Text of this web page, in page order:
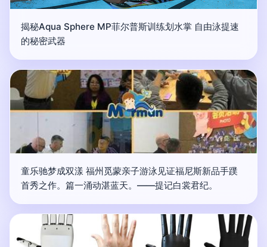
揭秘Aqua Sphere MP菲尔普斯训练划水掌 自由泳提速
的秘密武器
童乐驰梦成双漾 福州觅蒙亲子游泳见证福尼斯新品手蹼
首秀之作。篇一涌动湛蓝天。——提记白裳君纪。